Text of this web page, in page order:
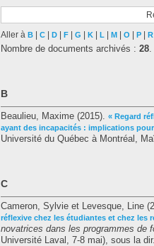
Aller à B C D F G K L M O P R
Nombre de documents archivés : 28.
B
Beaulieu, Maxime (2015). « Regard
ayant des incapacités : implications
Université du Québec à Montréal,
C
Cameron, Sylvie et Levesque, Line
réflexive chez les étudiantes et chez les
novatrices dans les programmes de
Université Laval, 7-8 mai), sous la